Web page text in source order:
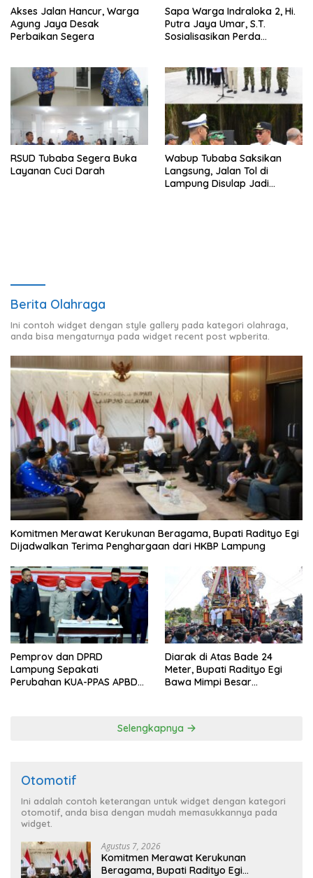
Akses Jalan Hancur, Warga
Agung Jaya Desak
Perbaikan Segera
Sapa Warga Indraloka 2, Hi.
Putra Jaya Umar, S.T.
Sosialisasikan Perda
RSUD Tubaba Segera Buka
Layanan Cuci Darah
Wabup Tubaba Saksikan
Langsung, Jalan Tol di
Lampung Disulap Jadi
Berita Olahraga
Ini contoh widget dengan style gallery pada kategori olahraga,
anda bisa mengaturnya pada widget recent post wpberita.
Komitmen Merawat Kerukunan Beragama, Bupati Radityo Egi
Dijadwalkan Terima Penghargaan dari HKBP Lampung
Pemprov dan DPRD
Lampung Sepakati
Perubahan KUA-PPAS APBD
Diarak di Atas Bade 24
Meter, Bupati Radityo Egi
Bawa Mimpi Besar
Selengkapnya
Otomotif
Ini adalah contoh keterangan untuk widget dengan kategori
otomotif, anda bisa dengan mudah memasukkannya pada
widget.
Agustus 7, 2026
Komitmen Merawat Kerukunan
Beragama, Bupati Radityo Egi